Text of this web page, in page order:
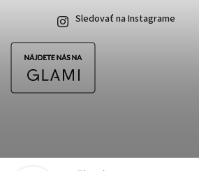
Sledovať na Instagrame